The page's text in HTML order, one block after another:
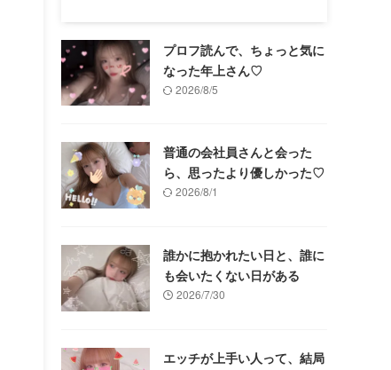
プロフ読んで、ちょっと気に
なった年上さん♡
2026/8/5
普通の会社員さんと会った
ら、思ったより優しかった♡
2026/8/1
誰かに抱かれたい日と、誰に
も会いたくない日がある
2026/7/30
エッチが上手い人って、結局